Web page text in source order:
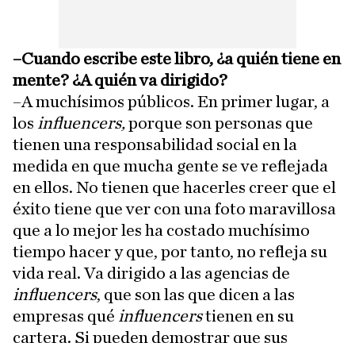
–Cuando escribe este libro, ¿a quién tiene en
mente? ¿A quién va dirigido?
–A muchísimos públicos. En primer lugar, a
los influencers,porque son personas que
tienen una responsabilidad social en la
medida en que mucha gente se ve reflejada
en ellos. No tienen que hacerles creer que el
éxito tiene que ver con una foto maravillosa
que a lo mejor les ha costado muchísimo
tiempo hacer y que, por tanto, no refleja su
vida real. Va dirigido a las agencias de
influencers, que son las que dicen a las
empresas qué influencerstienen en su
cartera. Si pueden demostrar que sus